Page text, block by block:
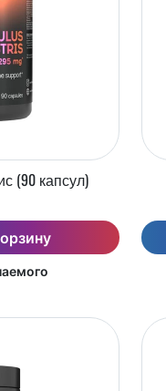
(90 капсул)